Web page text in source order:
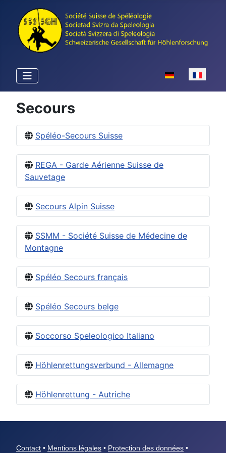
Sélectionnez
Secours
Spéléo-Secours Suisse
REGA - Garde Aérienne Suisse de
Sauvetage
Secours Alpin Suisse
SSMM - Société Suisse de Médecine de
Montagne
Spéléo Secours français
Spéléo Secours belge
Soccorso Speleologico Italiano
Höhlenrettungsverbund - Allemagne
Höhlenrettung - Autriche
Contact • Mentions légales • Protection des données •